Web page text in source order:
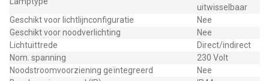
uitwisselbaar
Geschikt voor lichtlijnconfiguratie
Nee
Geschikt voor noodverlichting
Nee
Lichtuittrede
Direct/indirect
Nom. spanning
230 Volt
Noodstroomvoorziening geïntegreerd
Nee